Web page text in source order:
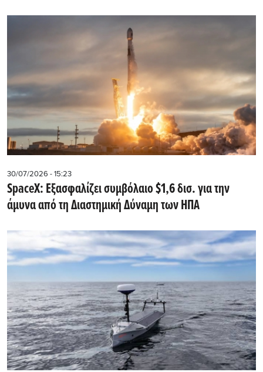
30/07/2026 - 15:23
SpaceX: Εξασφαλίζει συμβόλαιο $1,6 δισ. για την
άμυνα από τη Διαστημική Δύναμη των ΗΠΑ